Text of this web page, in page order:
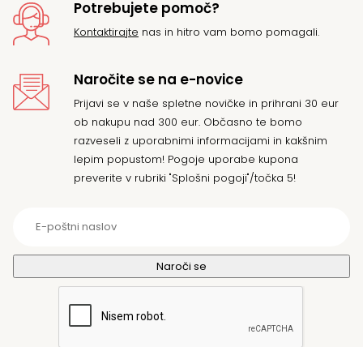
Potrebujete pomoč?
Kontaktirajte nas in hitro vam bomo pomagali.
Naročite se na e-novice
Prijavi se v naše spletne novičke in prihrani 30 eur
ob nakupu nad 300 eur. Občasno te bomo
razveseli z uporabnimi informacijami in kakšnim
lepim popustom! Pogoje uporabe kupona
preverite v rubriki "Splošni pogoji"/točka 5!